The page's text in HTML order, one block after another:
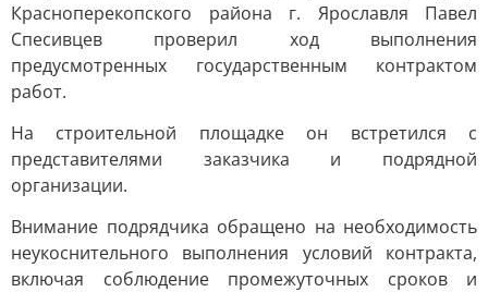
Красноперекопского района г. Ярославля Павел
Спесивцев проверил ход выполнения
предусмотренных государственным контрактом
работ.
На строительной площадке он встретился с
представителями заказчика и подрядной
организации.
Внимание подрядчика обращено на необходимость
неукоснительного выполнения условий контракта,
включая соблюдение промежуточных сроков и